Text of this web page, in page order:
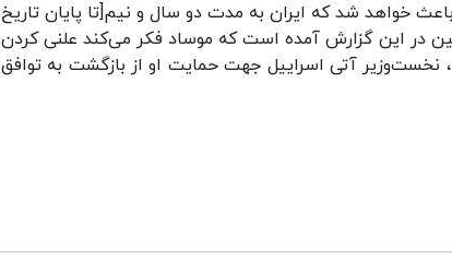
خواهد شد که ایران به مدت دو سال و نیم[تا پایان تاریخ
در این گزارش آمده است که موساد فکر می‌کند علنی کردن
نخست‌وزیر آتی اسراییل جهت حمایت او از بازگشت به توافق